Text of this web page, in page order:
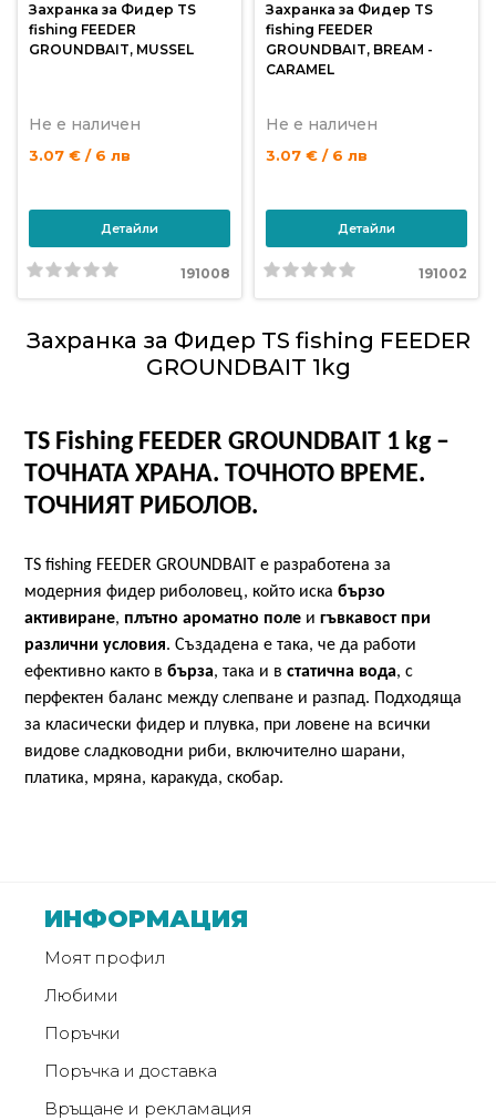
Захранка за Фидер TS
fishing FEEDER
GROUNDBAIT, MUSSEL
Не е наличен
3.07 € / 6 лв
Детайли
191008
Захранка за Фидер TS
fishing FEEDER
GROUNDBAIT, BREAM -
CARAMEL
Не е наличен
3.07 € / 6 лв
Детайли
191002
Захранка за Фидер TS fishing FEEDER
GROUNDBAIT 1kg
TS Fishing FEEDER GROUNDBAIT 1 kg –
ТОЧНАТА ХРАНА. ТОЧНОТО ВРЕМЕ.
ТОЧНИЯТ РИБОЛОВ.
TS fishing FEEDER GROUNDBAIT е разработена за
модерния фидер риболовец, който иска бързо
активиране, плътно ароматно поле и гъвкавост при
различни условия. Създадена е така, че да работи
ефективно както в бърза, така и в статична вода, с
перфектен баланс между слепване и разпад. Подходяща
за класически фидер и плувка, при ловене на всички
видове сладководни риби, включително шарани,
платика, мряна, каракуда, скобар.
ИНФОРМАЦИЯ
Моят профил
Любими
Поръчки
Поръчка и доставка
Връщане и рекламация